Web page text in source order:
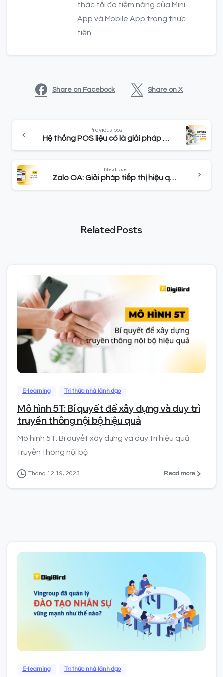
thác tối đa tiềm năng của Mini
App và Mobile App trong thực
tiễn.
Share on Facebook Share on X
Previous post
Hệ thống POS liệu có là giải pháp cho các doanh nghiệp bán lẻ?
Next post
Zalo OA: Giải pháp tiếp thị hiệu quả cho doanh nghiệp trên Zalo
Related Posts
E-learning Tri thức nhà lãnh đạo
Mô hình 5T: Bí quyết để xây dựng và duy trì
truyền thông nội bộ hiệu quả
Mô hình 5T: Bí quyết xây dựng và duy trì hiệu quả
truyền thông nội bộ
Tháng 12 19, 2023 Read more
0 0
E-learning Tri thức nhà lãnh đạo